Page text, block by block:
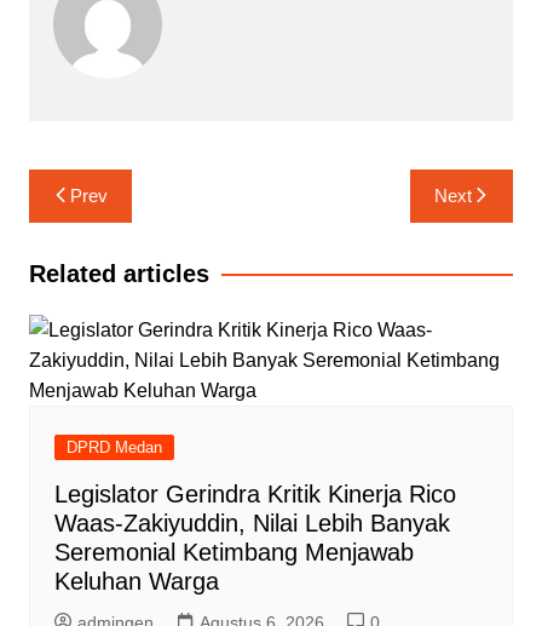
Navigasi
pos
Prev Next
Related articles
DPRD Medan
Legislator Gerindra Kritik Kinerja Rico
Waas-Zakiyuddin, Nilai Lebih Banyak
Seremonial Ketimbang Menjawab
Keluhan Warga
admingen Agustus 6, 2026 0